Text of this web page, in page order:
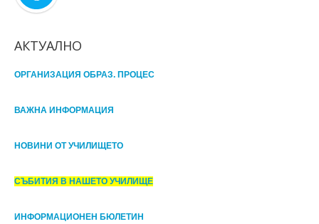
АКТУАЛНО
ОРГАНИЗАЦИЯ ОБРАЗ. ПРОЦЕС
ВАЖНА ИНФОРМАЦИЯ
НОВИНИ ОТ УЧИЛИЩЕТО
СЪБИТИЯ В НАШЕТО УЧИЛИЩЕ
ИНФОРМАЦИОНЕН БЮЛЕТИН